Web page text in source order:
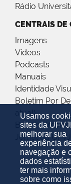
Usamos
sites da
melhorar sua
experiência
navegação e
dados
ter mais
sobre como
Rádio
CENTRAIS DE
Imagens
Vídeos
Podcasts
Manuais
Identidade
Boletim Por
atual)
Boletim
Jornal da